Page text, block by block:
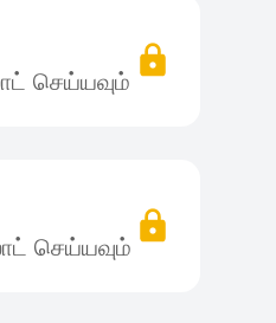
செய்யவும்
செய்யவும்